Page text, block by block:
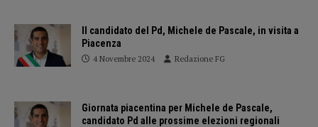
Il candidato del Pd, Michele de Pascale, in visita a
Piacenza
4 Novembre 2024 Redazione FG
Giornata piacentina per Michele de Pascale,
candidato Pd alle prossime elezioni regionali